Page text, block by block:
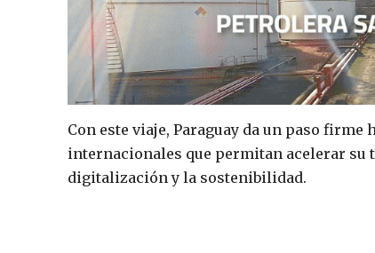
Con este viaje, Paraguay da un paso
internacionales que permitan acelerar su
digitalización y la sostenibilidad.